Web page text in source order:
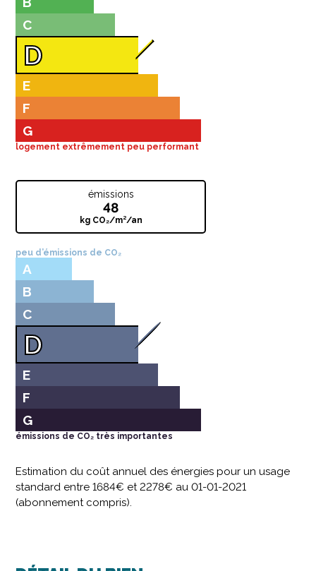
C
D
E
F
G
logement extrêmement peu performant
émissions
48
kg CO₂/m²/an
peu d’émissions de CO₂
A
B
C
D
E
F
G
émissions de CO₂ très importantes
Estimation du coût annuel des énergies pour un usage
standard entre 1684€ et 2278€ au 01-01-2021
(abonnement compris).